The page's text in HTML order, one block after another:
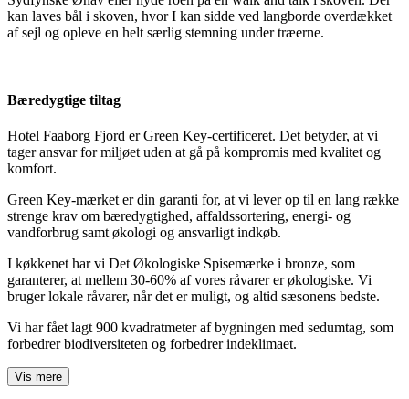
kan laves bål i skoven, hvor I kan sidde ved langborde overdækket
af sejl og opleve en helt særlig stemning under træerne.
Bæredygtige tiltag
Hotel Faaborg Fjord er Green Key-certificeret. Det betyder, at vi
tager ansvar for miljøet uden at gå på kompromis med kvalitet og
komfort.
Green Key-mærket er din garanti for, at vi lever op til en lang række
strenge krav om bæredygtighed, affaldssortering, energi- og
vandforbrug samt økologi og ansvarligt indkøb.
I køkkenet har vi Det Økologiske Spisemærke i bronze, som
garanterer, at mellem 30-60% af vores råvarer er økologiske. Vi
bruger lokale råvarer, når det er muligt, og altid sæsonens bedste.
Vi har fået lagt 900 kvadratmeter af bygningen med sedumtag, som
forbedrer biodiversiteten og forbedrer indeklimaet.
Vis mere